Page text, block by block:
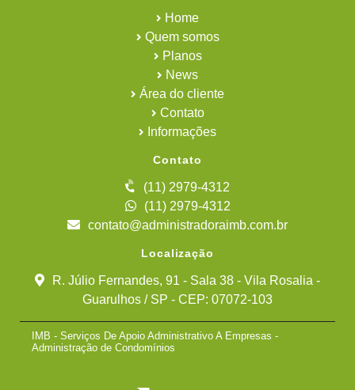
Home
Quem somos
Planos
News
Área do cliente
Contato
Informações
Contato
(11) 2979-4312
(11) 2979-4312
contato@administradoraimb.com.br
Localização
R. Júlio Fernandes, 91 - Sala 38 - Vila Rosalia -
Guarulhos / SP - CEP: 07072-103
IMB - Serviços De Apoio Administrativo A Empresas -
Administração de Condomínios